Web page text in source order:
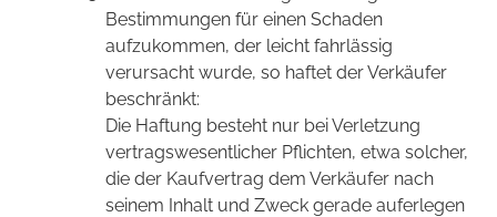
Bestimmungen für einen Schaden
aufzukommen, der leicht fahrlässig
verursacht wurde, so haftet der Verkäufer
beschränkt:
Die Haftung besteht nur bei Verletzung
vertragswesentlicher Pflichten, etwa solcher,
die der Kaufvertrag dem Verkäufer nach
seinem Inhalt und Zweck gerade auferlegen